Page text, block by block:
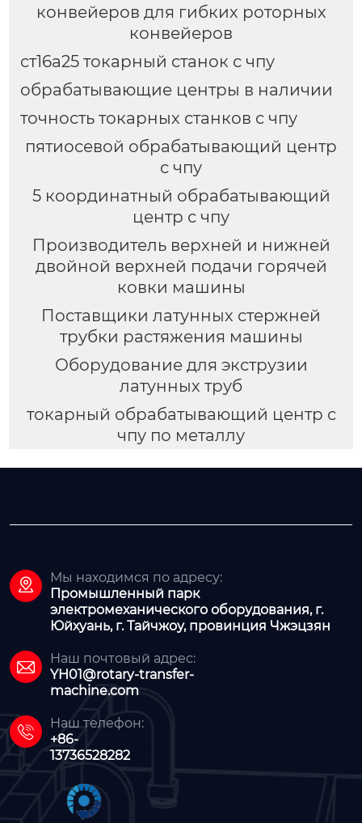
конвейеров для гибких роторных
конвейеров
ст16а25 токарный станок с чпу
обрабатывающие центры в наличии
точность токарных станков с чпу
пятиосевой обрабатывающий центр
с чпу
5 координатный обрабатывающий
центр с чпу
Производитель верхней и нижней
двойной верхней подачи горячей
ковки машины
Поставщики латунных стержней
трубки растяжения машины
Оборудование для экструзии
латунных труб
токарный обрабатывающий центр с
чпу по металлу

Мы находимся по адресу:
Промышленный парк
электромеханического оборудования, г.
Юйхуань, г. Тайчжоу, провинция Чжэцзян

Наш почтовый адрес:
YH01@rotary-transfer-
machine.com

Наш телефон:
+86-
13736528282